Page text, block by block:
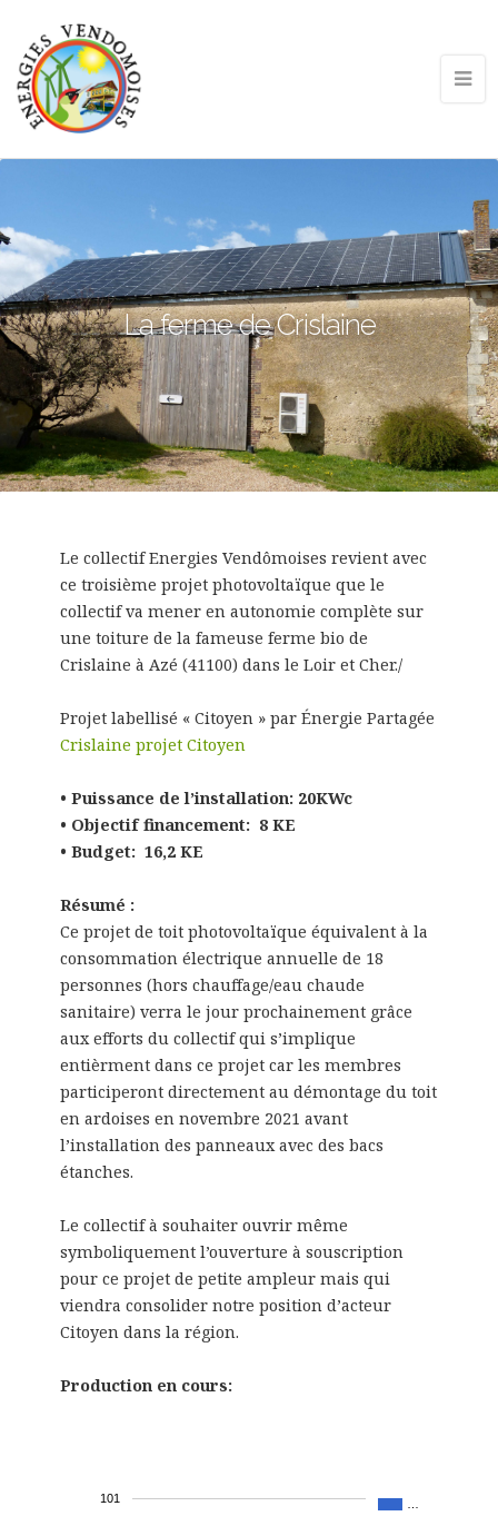
La ferme de Crislaine
Le collectif Energies Vendômoises revient avec
ce troisième projet photovoltaïque que le
collectif va mener en autonomie complète sur
une toiture de la fameuse ferme bio de
Crislaine à Azé (41100) dans le Loir et Cher./
Projet labellisé « Citoyen » par Énergie Partagée
Crislaine projet Citoyen
• Puissance de l’installation: 20KWc
• Objectif financement: 8 KE
• Budget: 16,2 KE
Résumé :
Ce projet de toit photovoltaïque équivalent à la
consommation électrique annuelle de 18
personnes (hors chauffage/eau chaude
sanitaire) verra le jour prochainement grâce
aux efforts du collectif qui s’implique
entièrment dans ce projet car les membres
participeront directement au démontage du toit
en ardoises en novembre 2021 avant
l’installation des panneaux avec des bacs
étanches.
Le collectif à souhaiter ouvrir même
symboliquement l’ouverture à souscription
pour ce projet de petite ampleur mais qui
viendra consolider notre position d’acteur
Citoyen dans la région.
Production en cours:
101